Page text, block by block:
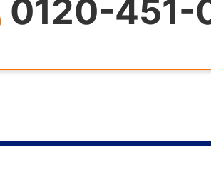
0120-451-